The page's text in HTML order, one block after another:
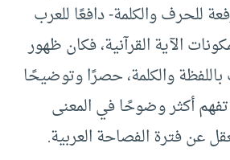
للحرف والكلمة- دافعًا للعرب
الآية القرآنية، فكان ظهور
والكلمة، حصرًا وتوضيحًا
أكثر وضوحًا في المعنى
عن فترة الفصاحة العربية.